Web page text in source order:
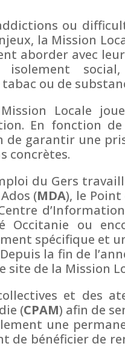
ou
la Mission
aborder avec
isolement
ou de
Locale
En fonction
de garantir une
concrètes.
du Gers
(MDA), le Point
Occitanie ou
spécifique et
la fin de
site de la Mission
et des
(CPAM) afin de
une
de bénéficier de